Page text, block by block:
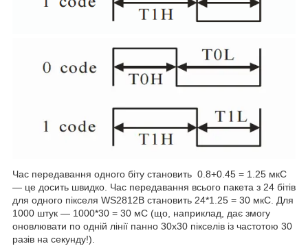
Час передавання одного біту становить 0.8+0.45 = 1.25 мкС
— це досить швидко. Час передавання всього пакета з 24 бітів
для одного пікселя WS2812B становить 24*1.25 = 30 мкС. Для
1000 штук — 1000*30 = 30 мС (що, наприклад, дає змогу
оновлювати по одній лінії панно 30х30 пікселів із частотою 30
разів на секунду!).